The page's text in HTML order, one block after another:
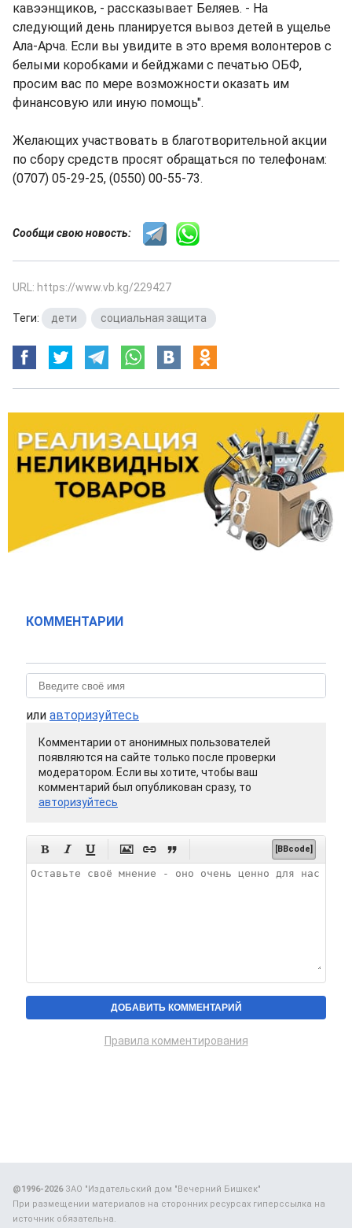
кавээнщиков, - рассказывает Беляев. - На
следующий день планируется вывоз детей в ущелье
Ала-Арча. Если вы увидите в это время волонтеров с
белыми коробками и бейджами с печатью ОБФ,
просим вас по мере возможности оказать им
финансовую или иную помощь".
Желающих участвовать в благотворительной акции
по сбору средств просят обращаться по телефонам:
(0707) 05-29-25, (0550) 00-55-73.
Сообщи свою новость:
URL: https://www.vb.kg/229427
Теги: дети социальная защита
КОММЕНТАРИИ
или авторизуйтесь
Комментарии от анонимных пользователей
появляются на сайте только после проверки
модератором. Если вы хотите, чтобы ваш
комментарий был опубликован сразу, то
авторизуйтесь
      [BBcode]
Правила комментирования
@1996-2026ЗАО "Издательский дом "Вечерний Бишкек"
При размещении материалов на сторонних ресурсах гиперссылка на
источник обязательна.